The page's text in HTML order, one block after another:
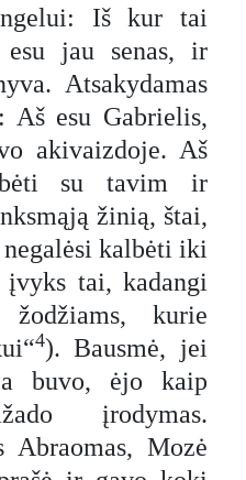
Iš kur tai
jau senas, ir
Atsakydamas
Aš esu Gabrielis,
akivaizdoje. Aš
su tavim ir
žinią, štai,
kalbėti iki
tai, kadangi
kurie
4). Bausmė, jei
buvo, ėjo kaip
įrodymas.
Abraomas, Mozė